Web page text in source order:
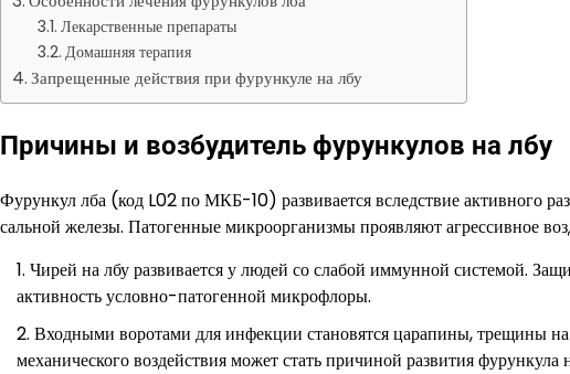
Лекарственные препараты
Домашняя терапия
Запрещенные действия при фурункуле на лбу
Причины и возбудитель фурункулов на лбу
Фурункул лба (код L02 по МКБ-10) развивается вследствие активного
сальной железы. Патогенные микроорганизмы проявляют агрессивное
Чирей на лбу развивается у людей со слабой иммунной системой.
активность условно-патогенной микрофлоры.
Входными воротами для инфекции становятся царапины, трещины
механического воздействия может стать причиной развития фурункула